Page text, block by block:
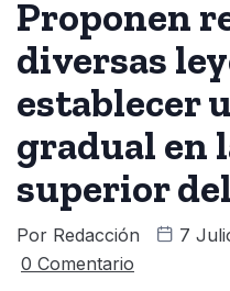
Proponen
diversas
establecer
gradual en
superior
Por Redacción 7
0 Comentario